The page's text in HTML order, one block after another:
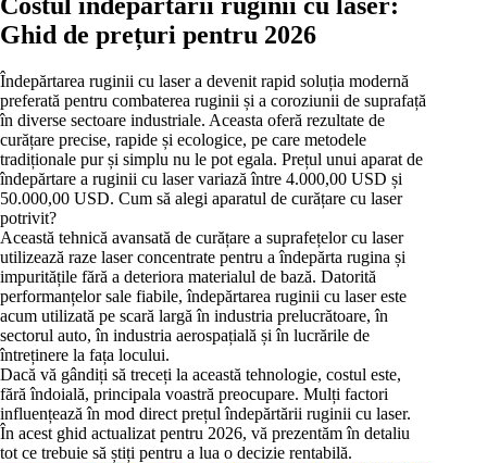
Ghid de prețuri pentru 2026
Îndepărtarea ruginii cu laser a devenit rapid soluția modernă
preferată pentru combaterea ruginii și a coroziunii de suprafață
în diverse sectoare industriale. Aceasta oferă rezultate de
curățare precise, rapide și ecologice, pe care metodele
tradiționale pur și simplu nu le pot egala. Prețul unui aparat de
îndepărtare a ruginii cu laser variază între 4.000,00 USD și
50.000,00 USD. Cum să alegi aparatul de curățare cu laser
potrivit?
Această tehnică avansată de curățare a suprafețelor cu laser
utilizează raze laser concentrate pentru a îndepărta rugina și
impuritățile fără a deteriora materialul de bază. Datorită
performanțelor sale fiabile, îndepărtarea ruginii cu laser este
acum utilizată pe scară largă în industria prelucrătoare, în
sectorul auto, în industria aerospațială și în lucrările de
întreținere la fața locului.
Dacă vă gândiți să treceți la această tehnologie, costul este,
fără îndoială, principala voastră preocupare. Mulți factori
influențează în mod direct prețul îndepărtării ruginii cu laser.
În acest ghid actualizat pentru 2026, vă prezentăm în detaliu
tot ce trebuie să știți pentru a lua o decizie rentabilă.